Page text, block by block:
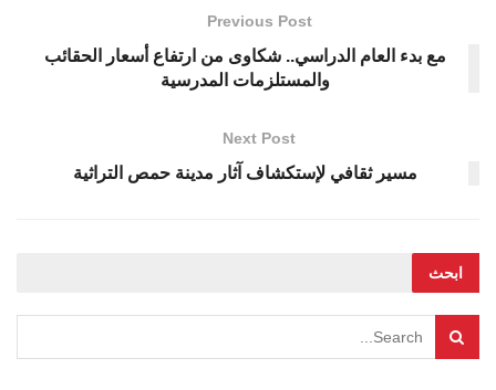
Previous Post
مع بدء العام الدراسي.. شكاوى من ارتفاع أسعار الحقائب
والمستلزمات المدرسية
Next Post
مسير ثقافي لإستكشاف آثار مدينة حمص التراثية
ابحث